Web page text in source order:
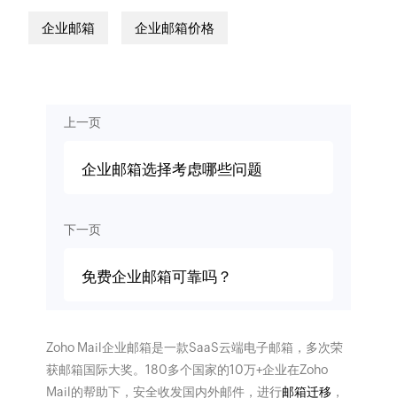
企业邮箱 企业邮箱价格
上一页
企业邮箱选择考虑哪些问题
下一页
免费企业邮箱可靠吗？
Zoho Mail企业邮箱是一款SaaS云端电子邮箱，多次荣
获邮箱国际大奖。180多个国家的10万+企业在Zoho
Mail的帮助下，安全收发国内外邮件，进行邮箱迁移 ，